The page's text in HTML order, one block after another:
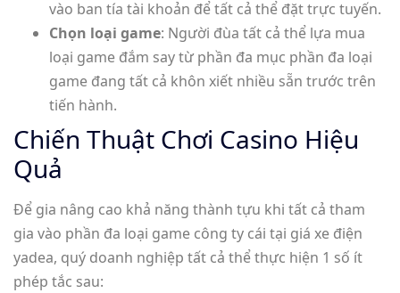
vào ban tía tài khoản để tất cả thể đặt trực tuyến.
Chọn loại game: Người đùa tất cả thể lựa mua
loại game đắm say từ phần đa mục phần đa loại
game đang tất cả khôn xiết nhiều sẵn trước trên
tiến hành.
Chiến Thuật Chơi Casino Hiệu
Quả
Để gia nâng cao khả năng thành tựu khi tất cả tham
gia vào phần đa loại game công ty cái tại giá xe điện
yadea, quý doanh nghiệp tất cả thể thực hiện 1 số ít
phép tắc sau: